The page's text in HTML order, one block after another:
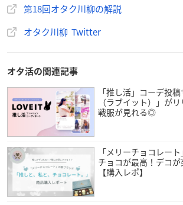
第18回オタク川柳の解説
オタク川柳 Twitter
オタ活の関連記事
「推し活」コーデ投
（ラブイット）」が
戦服が見れる◎
「メリーチョコレー
チョコが最高！デコ
【購入レポ】